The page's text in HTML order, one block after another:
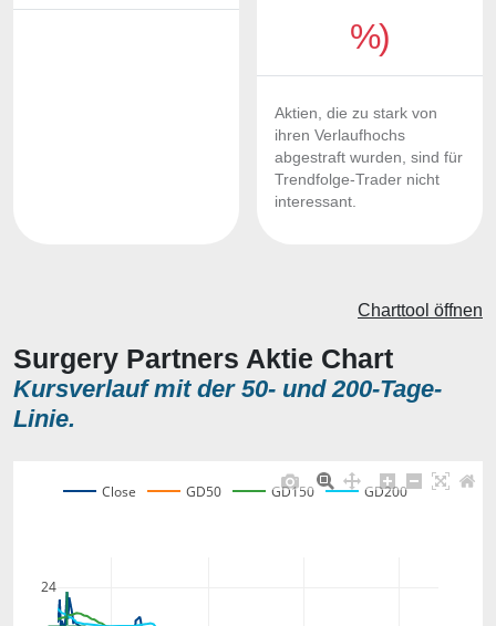
%)
Aktien, die zu stark von
ihren Verlaufhochs
abgestraft wurden, sind für
Trendfolge-Trader nicht
interessant.
Surgery Partners Aktie Chart
Kursverlauf mit der 50- und 200-Tage-
Linie.
Charttool öffnen
24
Close GD50 GD150 GD200